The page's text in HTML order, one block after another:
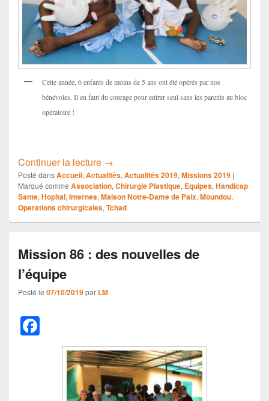
Cette année, 6 enfants de moins de 5 ans ont été opérés par nos
bénévoles. Il en faut du courage pour entrer seul sans les parents au bloc
opératoire !
Continuer la lecture MISSION CHIRURGICALE N°86
→
Posté dansAccueil, Actualités, Actualités 2019, Missions 2019 |
Marqué comme Association, Chirurgie Plastique, Equipes, Handicap
Sante, Hopital, Internes, Maison Notre-Dame de Paix, Moundou,
Operations chirurgicales, Tchad
Mission 86 : des nouvelles de
l’équipe
Posté le 07/10/2019par LM